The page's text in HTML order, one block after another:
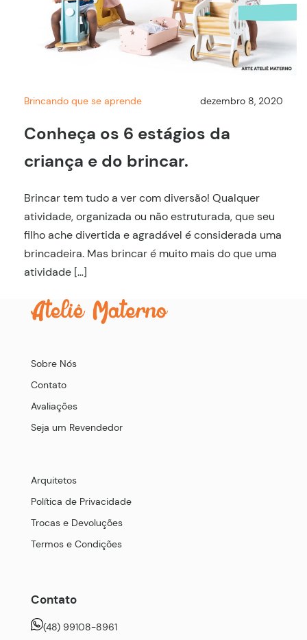
Brincando que se aprende dezembro 8, 2020
Conheça os 6 estágios da
criança e do brincar.
Brincar tem tudo a ver com diversão! Qualquer
atividade, organizada ou não estruturada, que seu
filho ache divertida e agradável é considerada uma
brincadeira. Mas brincar é muito mais do que uma
atividade […]
Sobre Nós
Contato
Avaliações
Seja um Revendedor
Arquitetos
Política de Privacidade
Trocas e Devoluções
Termos e Condições
Contato
(48) 99108-8961